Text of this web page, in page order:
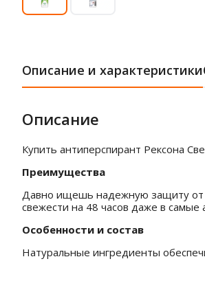
Описание и характеристики
Описание
Купить антиперспирант Рексона
Преимущества
Давно ищешь надежную защиту от
свежести на 48 часов даже в самые
Особенности и состав
Натуральные ингредиенты